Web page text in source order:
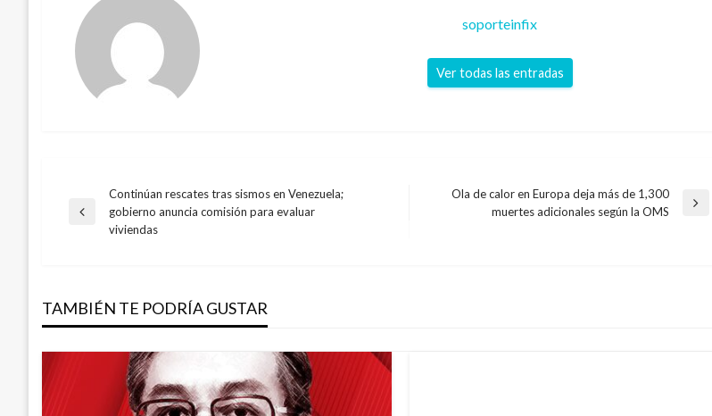
soporteinfix
Ver todas las entradas
Navegación
entradas
Entrada
Continúan rescates tras sismos en Venezuela;
gobierno anuncia comisión para evaluar
viviendas
Ola de calor en Europa deja más de 1,300
muertes adicionales según la OMS
TAMBIÉN TE PODRÍA GUSTAR